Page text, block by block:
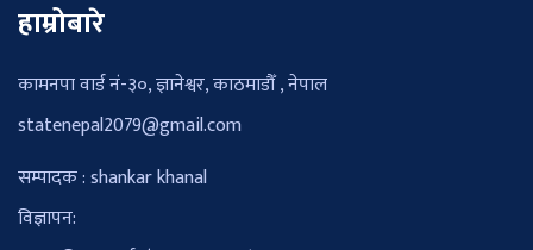
हाम्रोबारे
कामनपा वार्ड नं-३०, ज्ञानेश्वर, काठमाडौँ , नेपाल
statenepal2079@gmail.com
सम्पादक : shankar khanal
विज्ञापन: